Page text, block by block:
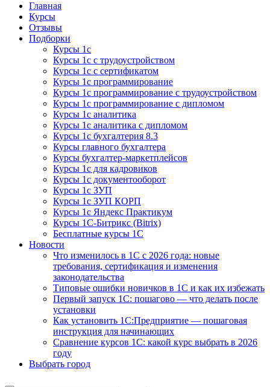
Курсы 1С
Курсы 1С официальная сертификация
Главная
Курсы
Отзывы
Подборки
Курсы 1с
Курсы 1с с трудоустройством
Курсы 1с с сертификатом
Курсы 1с программирование
Курсы 1с программирование с трудоустройством
Курсы 1с программирование с дипломом
Курсы 1с аналитика
Курсы 1с аналитика с дипломом
Курсы 1с бухгалтерия 8.3
Курсы главного бухгалтера
Курсы бухгалтер-маркетплейсов
Курсы 1с для кадровиков
Курсы 1с документооборот
Курсы 1с ЗУП
Курсы 1с ЗУП КОРП
Курсы 1с Яндекс Практикум
Курсы 1С-Битрикс (Bitrix)
Бесплатные курсы 1С
Новости
Что изменилось в 1С с 2026 года: новые
требования, сертификация и изменения
законодательства
Типовые ошибки новичков в 1С и как их избежать
Первый запуск 1С: пошагово — что делать после
установки
Как установить 1С:Предприятие — пошаговая
инструкция для начинающих
Сравнение курсов 1С: какой курс выбрать в 2026
году
Выбрать город